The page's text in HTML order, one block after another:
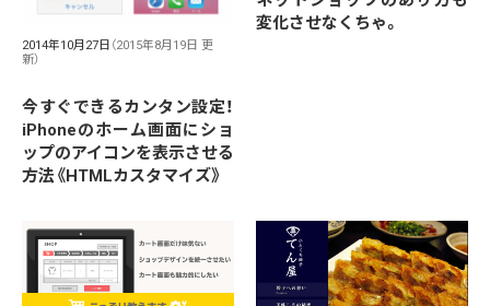
2014年10月27日 （2015年8月19日 更
新）
今すぐできるカンタン設定！
iPhoneのホーム画面にショ
ップのアイコンを表示させる
方法《HTMLカスタマイズ》
変化させなくちゃ。